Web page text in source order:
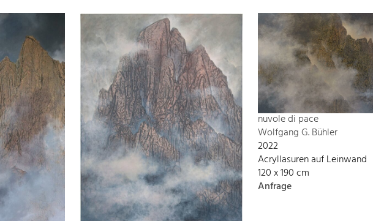
nuvole di pace
Wolfgang G. Bühler
2022
Acryllasuren auf Leinwand
120 x 190 cm
Anfrage